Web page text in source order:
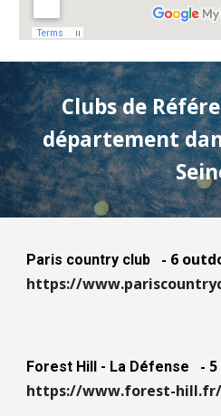
Clubs de
département
Paris country club - 6 out
https://
Forest Hill - La Défense -
https://www.forest-hill.fr/